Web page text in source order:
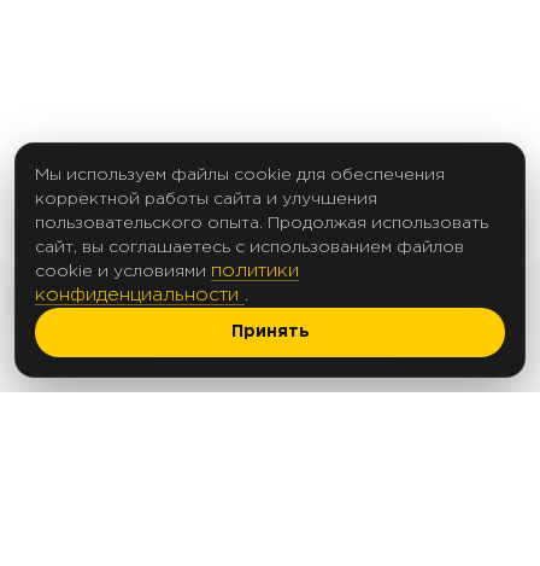
© 2012-2025
Мы используем файлы cookie для обеспечения
корректной работы сайта и улучшения
пользовательского опыта. Продолжая использовать
сайт, вы соглашаетесь с использованием файлов
cookie и условиями политики
конфиденциальности
Принять